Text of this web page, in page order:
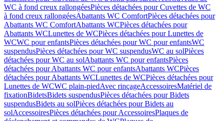
WC à fond creux rallongéesPièces détachées pour Cuvettes de WC
à fond creux rallongéesAbattants WC ComfortPièces détachées pour
Abattants WC ComfortAbattants WCPièces détachées pour
Abattants WCLunettes de WCPièces détachées pour Lunettes de
WCWC pour enfantsPièces détachées pour WC pour enfantsWC
suspendusPièces détachées pour WC suspendusWC au solPièces
détachées pour WC au solAbattants WC pour enfantsPièces
détachées pour Abattants WC pour enfantsAbattants WCPièces
détachées pour Abattants WCLunettes de WCPièces détachées pour
Lunettes de WCWC plain-piedAvec rinçageAccessoiresMatériel de
fixationBidetsBidets suspendusPièces détachées pour Bidets
suspendusBidets au solPièces détachées pour Bidets au
solAccessoiresPièces détachées pour AccessoiresPlaques de